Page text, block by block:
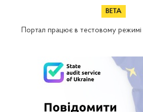
Портал працює в тестовому режимі